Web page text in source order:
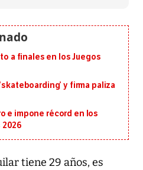
a finales en los Juegos
y firma paliza
e impone récord en los
tiene 29 años, es